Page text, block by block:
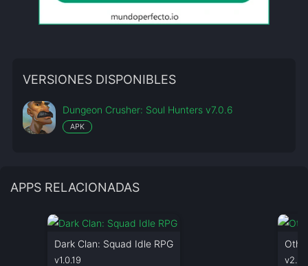
VERSIONES DISPONIBLES
Dungeon Crusher: Soul Hunters v7.0.6
APK
APPS RELACIONADAS
Dark Clan: Squad Idle RPG
v1.0.19 v2.2.1